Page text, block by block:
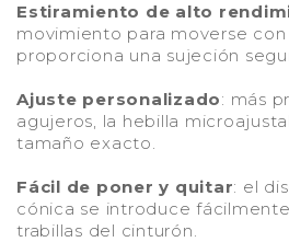
Estiramiento de alto
movimiento para moverse
proporciona una sujeción
Ajuste personalizado: más
agujeros, la hebilla
tamaño exacto.
Fácil de poner y quitar: el
cónica se introduce
trabillas del cinturón.